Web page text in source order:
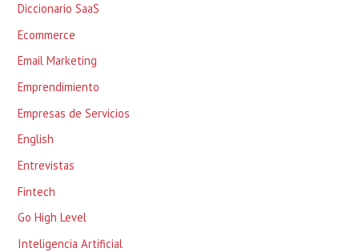
Diccionario SaaS
Ecommerce
Email Marketing
Emprendimiento
Empresas de Servicios
English
Entrevistas
Fintech
Go High Level
Inteligencia Artificial